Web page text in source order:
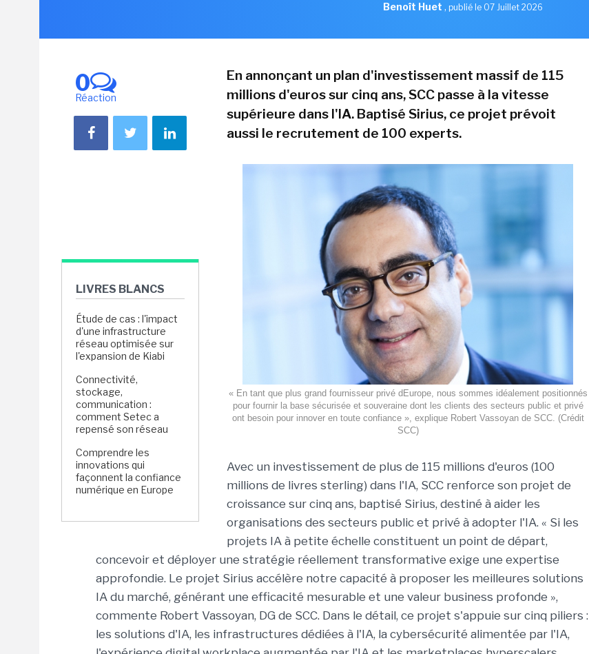
Benoît Huet , publié le 07 Juillet 2026
0
Réaction
LIVRES BLANCS
Étude de cas : l'impact
d'une infrastructure
réseau optimisée sur
l'expansion de Kiabi
Connectivité,
stockage,
communication :
comment Setec a
repensé son réseau
Comprendre les
innovations qui
façonnent la confiance
numérique en Europe
En annonçant un plan d'investissement massif de 115
millions d'euros sur cinq ans, SCC passe à la vitesse
supérieure dans l'IA. Baptisé Sirius, ce projet prévoit
aussi le recrutement de 100 experts.
« En tant que plus grand fournisseur privé dEurope, nous sommes idéalement positionnés
pour fournir la base sécurisée et souveraine dont les clients des secteurs public et privé
ont besoin pour innover en toute confiance », explique Robert Vassoyan de SCC. (Crédit
SCC)
Avec un investissement de plus de 115 millions d'euros (100
millions de livres sterling) dans l'IA, SCC renforce son projet de
croissance sur cinq ans, baptisé Sirius, destiné à aider les
organisations des secteurs public et privé à adopter l'IA. « Si les
projets IA à petite échelle constituent un point de départ,
concevoir et déployer une stratégie réellement transformative exige une expertise
approfondie. Le projet Sirius accélère notre capacité à proposer les meilleures solutions
IA du marché, générant une efficacité mesurable et une valeur business profonde »,
commente Robert Vassoyan, DG de SCC. Dans le détail, ce projet s'appuie sur cinq piliers :
les solutions d'IA, les infrastructures dédiées à l'IA, la cybersécurité alimentée par l'IA,